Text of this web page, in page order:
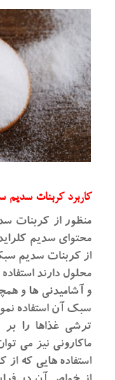
کاربرد کربنات
منظور از کربنات
از کربنات سدیم
محلول دارند
و آشامیدنی ها و
سبک آن استفاده
ترشی غذاها را بر
ماکارونی نیز می
استفاده هایی که